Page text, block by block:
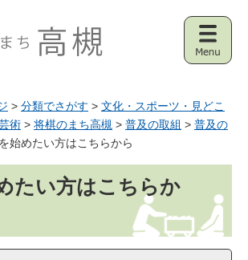
ー
> 分類でさがす > 文化・スポーツ・見どこ
術 > 将棋のまち高槻 > 普及の取組 > 普及の
始めたい方はこちらから
たい方はこちらか